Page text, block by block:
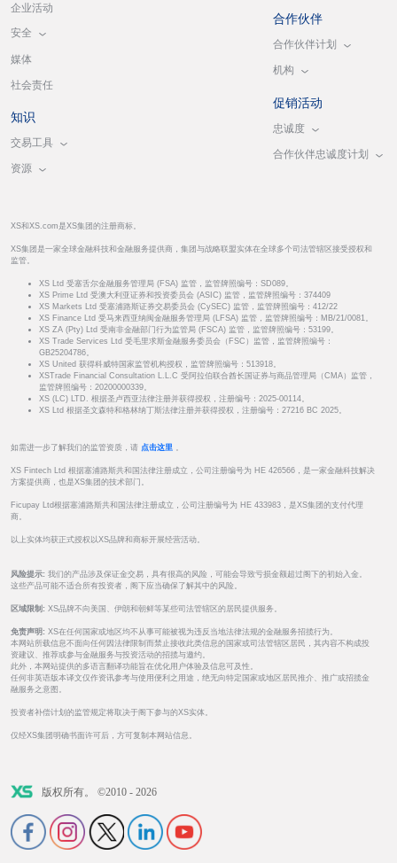
企业活动
安全
媒体
社会责任
知识
交易工具
资源
合作伙伴
合作伙伴计划
机构
促销活动
忠诚度
合作伙伴忠诚度计划
XS和XS.com是XS集团的注册商标。
XS集团是一家全球金融科技和金融服务提供商，集团与战略联盟实体在全球多个司法管辖区接受授权和
监管。
XS Ltd 受塞舌尔金融服务管理局 (FSA) 监管，监管牌照编号：SD089。
XS Prime Ltd 受澳大利亚证券和投资委员会 (ASIC) 监管，监管牌照编号：374409
XS Markets Ltd 受塞浦路斯证券交易委员会 (CySEC) 监管，监管牌照编号：412/22
XS Finance Ltd 受马来西亚纳闽金融服务管理局 (LFSA) 监管，监管牌照编号：MB/21/0081。
XS ZA (Pty) Ltd 受南非金融部门行为监管局 (FSCA) 监管，监管牌照编号：53199。
XS Trade Services Ltd 受毛里求斯金融服务委员会（FSC）监管，监管牌照编号：
GB25204786。
XS United 获得科威特国家监管机构授权，监管牌照编号：513918。
XSTrade Financial Consultation L.L.C 受阿拉伯联合酋长国证券与商品管理局（CMA）监管，
监管牌照编号：20200000339。
XS (LC) LTD. 根据圣卢西亚法律注册并获得授权，注册编号：2025-00114。
XS Ltd 根据圣文森特和格林纳丁斯法律注册并获得授权，注册编号：27216 BC 2025。
如需进一步了解我们的监管资质，请 点击这里
XS Fintech Ltd 根据塞浦路斯共和国法律注册成立，公司注册编号为 HE 426566，是一家金融科技解决
方案提供商，也是XS集团的技术部门。
Ficupay Ltd根据塞浦路斯共和国法律注册成立，公司注册编号为 HE 433983，是XS集团的支付代理
商。
以上实体均获正式授权以XS品牌和商标开展经营活动。
风险提示: 我们的产品涉及保证金交易，具有很高的风险，可能会导致亏损金额超过阁下的初始入金。
这些产品可能不适合所有投资者，阁下应当确保了解其中的风险。
区域限制: XS品牌不向美国、伊朗和朝鲜等某些司法管辖区的居民提供服务。
免责声明: XS在任何国家或地区均不从事可能被视为违反当地法律法规的金融服务招揽行为。
本网站所载信息不面向任何因法律限制而禁止接收此类信息的国家或司法管辖区居民，其内容不构成投
资建议、推荐或参与金融服务与投资活动的招揽与邀约。
此外，本网站提供的多语言翻译功能旨在优化用户体验及信息可及性。
任何非英语版本译文仅作资讯参考与使用便利之用途，绝无向特定国家或地区居民推介、推广或招揽金
融服务之意图。
投资者补偿计划的监管规定将取决于阁下参与的XS实体。
仅经XS集团明确书面许可后，方可复制本网站信息。
版权所有。 ©2010 - 2026